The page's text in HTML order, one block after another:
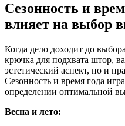
Сезонность и
влияет на выбор
Когда дело доходит до
крючка для подхвата штор,
эстетический аспект, но и
Сезонность и время года
определении оптимальной
Весна и лето: